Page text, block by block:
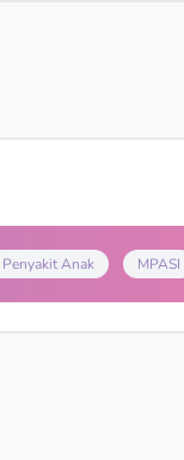
Penyakit Anak MPASI